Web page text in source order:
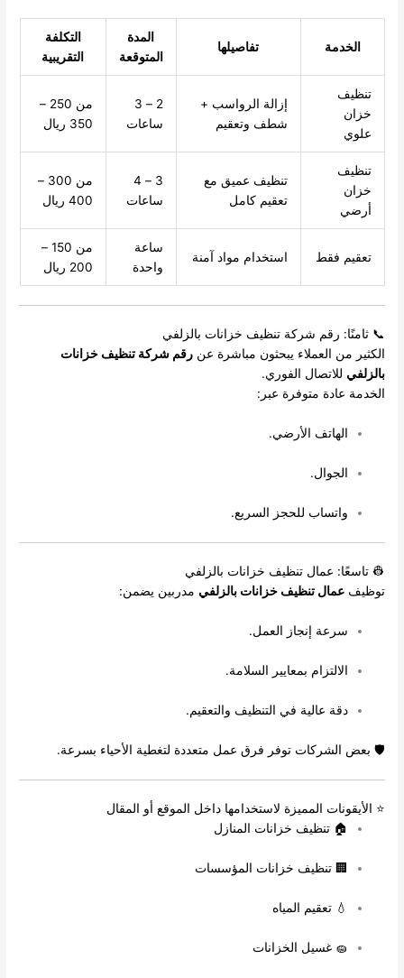
الخدمة تفاصيلها
المدة
المتوقعة
التكلفة
التقريبية
تنظيف
خزان
علوي
إزالة الرواسب +
شطف وتعقيم
2 – 3
ساعات
من 250 –
350 ريال
تنظيف
خزان
أرضي
تنظيف عميق مع
تعقيم كامل
3 – 4
ساعات
من 300 –
400 ريال
تعقيم فقط استخدام مواد آمنة
ساعة
واحدة
من 150 –
200 ريال
📞 ثامنًا: رقم شركة تنظيف خزانات بالزلفي
الكثير من العملاء يبحثون مباشرة عنرقم شركة تنظيف خزانات
بالزلفي للاتصال الفوري.
الخدمة عادة متوفرة عبر:
الهاتف الأرضي.
الجوال.
واتساب للحجز السريع.
👷 تاسعًا: عمال تنظيف خزانات بالزلفي
توظيفعمال تنظيف خزانات بالزلفي مدربين يضمن:
سرعة إنجاز العمل.
الالتزام بمعايير السلامة.
دقة عالية في التنظيف والتعقيم.
🛡️ بعض الشركات توفر فرق عمل متعددة لتغطية الأحياء بسرعة.
⭐ الأيقونات المميزة لاستخدامها داخل الموقع أو المقال
🏠 تنظيف خزانات المنازل
🏢 تنظيف خزانات المؤسسات
💧 تعقيم المياه
🧽 غسيل الخزانات